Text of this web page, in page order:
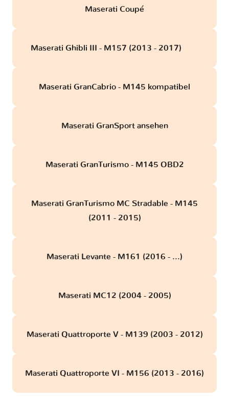
Maserati Coupé
Maserati Ghibli III - M157 (2013 - 2017)
Maserati GranCabrio - M145 kompatibel
Maserati GranSport ansehen
Maserati GranTurismo - M145 OBD2
Maserati GranTurismo MC Stradable - M145
(2011 - 2015)
Maserati Levante - M161 (2016 - ...)
Maserati MC12 (2004 - 2005)
Maserati Quattroporte V - M139 (2003 - 2012)
Maserati Quattroporte VI - M156 (2013 - 2016)